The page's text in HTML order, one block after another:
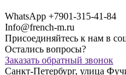
WhatsApp +7901-315-41-84
Info@french-m.ru
Присоединяйтесь к нам в
Остались вопросы?
Заказать обратный звонок
Санкт-Петербург, улица